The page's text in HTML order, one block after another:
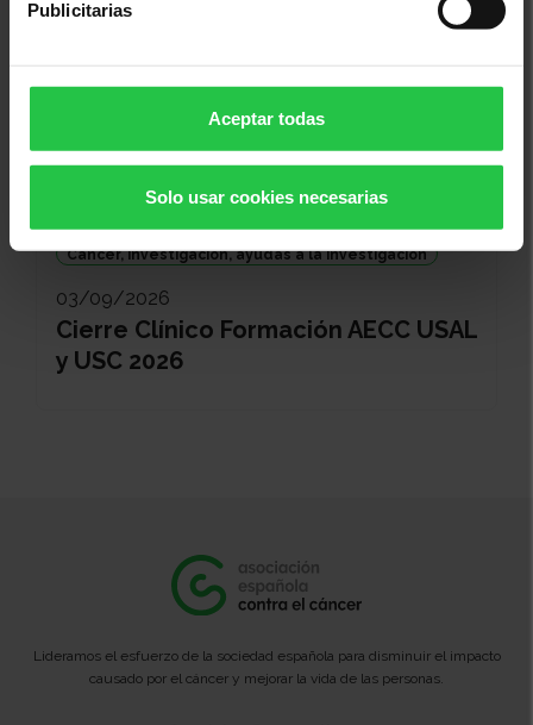
Publicitarias
Aceptar todas
Solo usar cookies necesarias
Cáncer, investigación, ayudas a la investigación
03/09/2026
Cierre Clínico Formación AECC USAL
y USC 2026
Lideramos el esfuerzo de la sociedad española para disminuir el impacto
causado por el cáncer y mejorar la vida de las personas.